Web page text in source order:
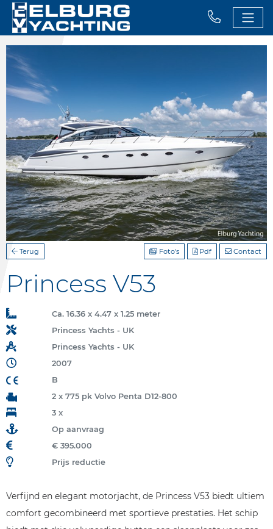
Terug Contact
Pdf
Foto's
Princess V53
Ca. 16.36 x 4.47 x 1.25 meter
Princess Yachts - UK
Princess Yachts - UK
2007
B
2 x 775 pk Volvo Penta D12-800
3 x
Op aanvraag
€ 395.000
Prijs reductie
Verfijnd en elegant motorjacht, de Princess V53 biedt ultiem
comfort gecombineerd met sportieve prestaties. Het schip